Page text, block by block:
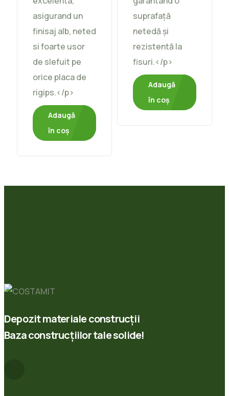
asigurand un
finisaj alb, neted
si foarte usor
de slefuit pe
orice placa de
rigips.</p>
Adaugă
în coș
suprafață
netedă și
rezistentă la
fisuri.</p>
Adaugă
în coș
Depozit materiale construcții
Baza construcțiilor tale solide!